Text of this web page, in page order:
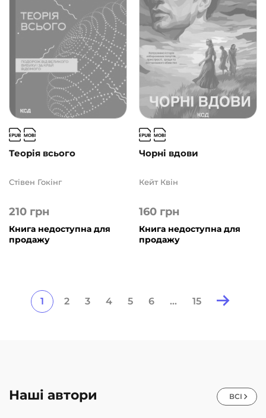
Теорія всього
210 грн
Стівен Гокінг
Книга недоступна для
продажу
Чорні вдови
160 грн
Кейт Квін
Книга недоступна для
продажу
Posts
1 2 3 4 5 6 … 15
Наші автори ВСІ